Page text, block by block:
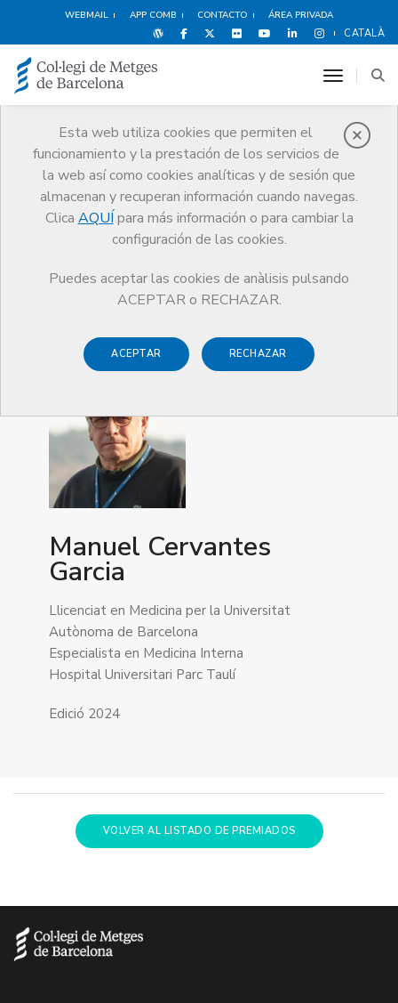
WEBMAIL APP COMB CONTACTO ÁREA PRIVADA
CATALÀ
Esta web utiliza cookies que permiten el
funcionamiento y la prestación de los servicios de
la web así como cookies analíticas y de sesión que
almacenan y recuperan información cuando navegas.
Clica AQUÍ para más información o para cambiar la
configuración de las cookies.
Puedes aceptar las cookies de anàlisis pulsando
ACEPTAR o RECHAZAR.
ACEPTAR RECHAZAR
toggle
Premios
El CoMB Guardonat Edició 2024
Guardonat Edició 2024
Manuel Cervantes
Garcia
Llicenciat en Medicina per la Universitat
Autònoma de Barcelona
Especialista en Medicina Interna
Hospital Universitari Parc Taulí
Edició 2024
VOLVER AL LISTADO DE PREMIADOS